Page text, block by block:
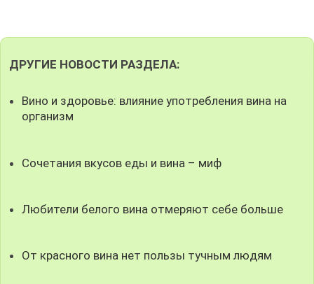
ДРУГИЕ НОВОСТИ РАЗДЕЛА:
Вино и здоровье: влияние употребления вина на
организм
Сочетания вкусов еды и вина – миф
Любители белого вина отмеряют себе больше
От красного вина нет пользы тучным людям